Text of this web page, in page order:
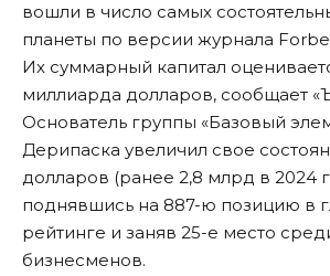
вошли в число самых
планеты по версии журнала
Их суммарный капитал
миллиарда долларов, сообщает
Основатель группы «Базовый
Дерипаска увеличил свое
долларов (ранее 2,8 млрд в 2024
поднявшись на 887-ю позицию в
рейтинге и заняв 25-е место
бизнесменов.